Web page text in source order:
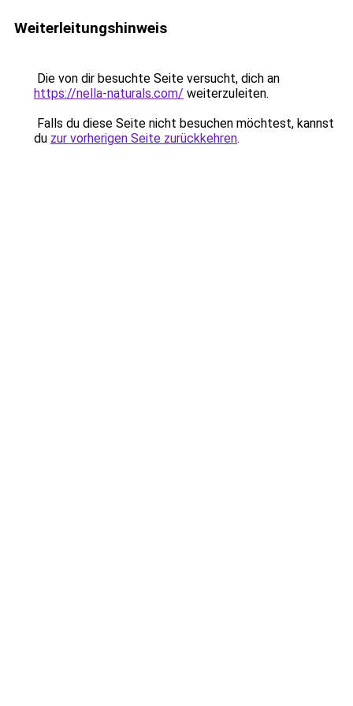
Weiterleitungshinweis
Die von dir besuchte Seite versucht, dich an
https://nella-naturals.com/ weiterzuleiten.
Falls du diese Seite nicht besuchen möchtest, kannst
du zur vorherigen Seite zurückkehren.